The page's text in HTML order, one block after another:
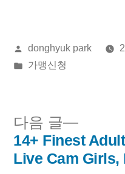
올
린
donghyuk park
게
가맹신청
글
다음 글
다
음
글:
14+ Finest
Live Cam Girls,